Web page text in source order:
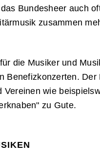
Bundesheer auch
zusammen
die Musiker und
Benefizkonzerten.
Vereinen wie
zu Gute.